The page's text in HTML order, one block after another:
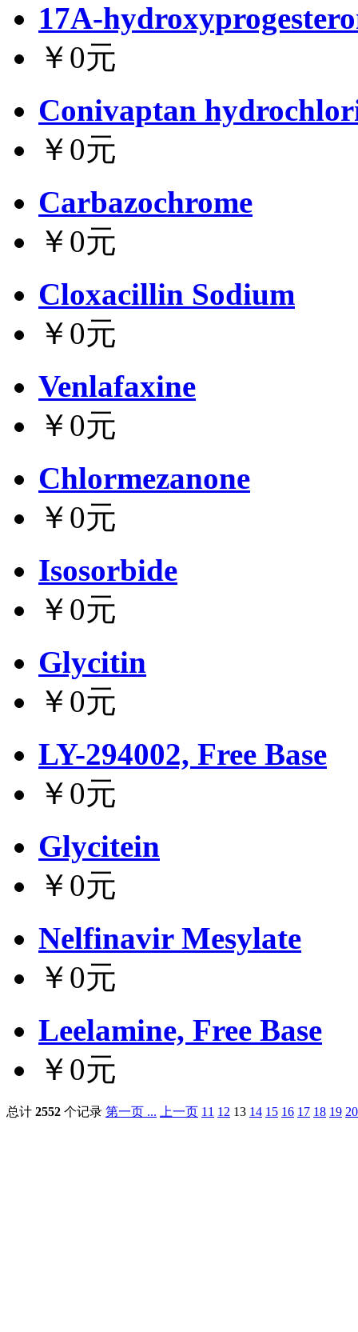
17A-
￥0元
Conivaptan
￥0元
Carbazochrome
￥0元
Cloxacillin Sodium
￥0元
Venlafaxine
￥0元
Chlormezanone
￥0元
Isosorbide
￥0元
Glycitin
￥0元
LY-294002, Free Base
￥0元
Glycitein
￥0元
Nelfinavir Mesylate
￥0元
Leelamine, Free Base
￥0元
总计 2552 个记录 第一页 ... 上一页 11 12 13 14 15 16 17 18 19 20